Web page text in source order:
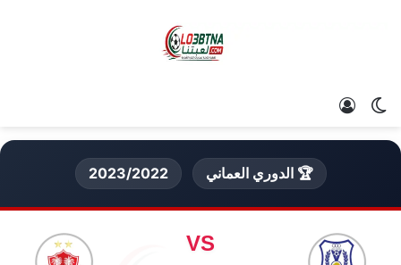
الوضع المظلم
🏆 الدوري العماني 2023/2022
VS